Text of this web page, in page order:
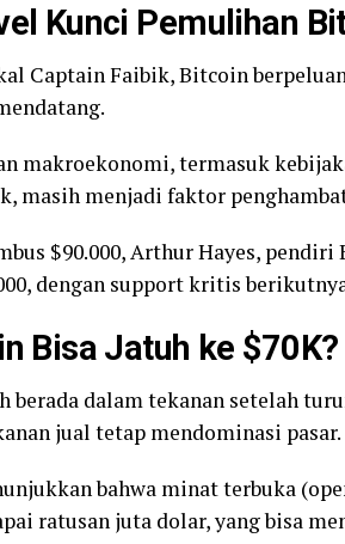
Kunci Pemulihan
Captain Faibik, Bitcoin
makroekonomi, termasuk
masih menjadi faktor
$90.000, Arthur Hayes,
dengan support kritis
Bisa Jatuh ke $70K?
berada dalam tekanan setelah
jual tetap mendominasi pasar.
bahwa minat terbuka
ratusan juta dolar, yang bisa